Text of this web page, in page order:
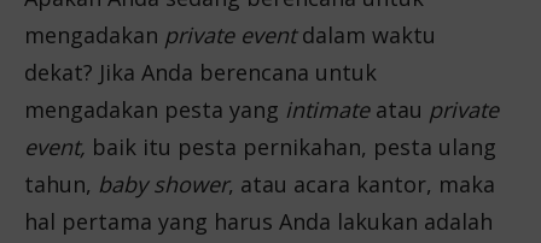
mengadakan private eventdalam waktu
dekat? Jika Anda berencana untuk
mengadakan pesta yang intimate atau private
event, baik itu pesta pernikahan, pesta ulang
tahun, baby shower, atau acara kantor, maka
hal pertama yang harus Anda lakukan adalah